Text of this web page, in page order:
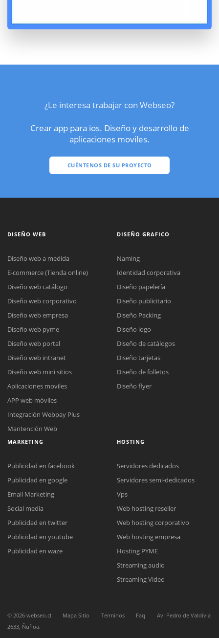
¿Le interesa trabajar con Webseo?
Crear app para ios. Diseño y desarrollo de
aplicaciones moviles.
CUÉNTENOS DE SU PROYECTO
Reunión online
Nuestros ejecutivos le enviarán un correo electrónico con el enlace a
Meet para la reunión online.
Cotización
Chat Online
Todos nuestros ejecutivos están fuera de línea. Complete el formulario
DISEÑO WEB
Diseño web a medida
E-commerce (Tienda online)
Diseño web catálogo
Diseño web corporativo
Diseño web empresa
Diseño web pyme
Diseño web portal
Diseño web intranet
Diseño web mini sitios
Aplicaciones moviles
APP web móviles
Integración Webpay Plus
Mantención Web
DISEÑO GRAFICO
Naming
Identidad corporativa
Diseño papelería
Diseño publicitario
Diseño Packing
Diseño logo
Diseño de catálogos
Diseño tarjetas
Diseño de folletos
Diseño flyer
MARKETING
Publicidad en facebook
Publicidad en google
Email Marketing
Social media
Publicidad en twitter
Publicidad en youtube
Publicidad en waze
HOSTING
Servidores dedicados
Servidores semi-dedicados
Vps
Web hosting reseller
Web hosting corporativo
Web hosting empresa
Hosting PYME
Streaming audio
Streaming Video
© 2026 webseo.cl Mapa Sitio Terminos Faq
Av. Pedro de Valdivia
2633, Ñuñoa.